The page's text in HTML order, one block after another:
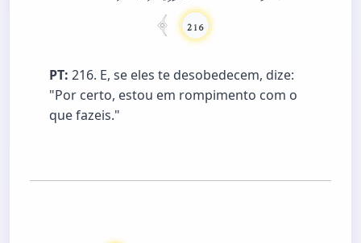
216
PT: 216. E, se eles te desobedecem, dize:
"Por certo, estou em rompimento com o
que fazeis."